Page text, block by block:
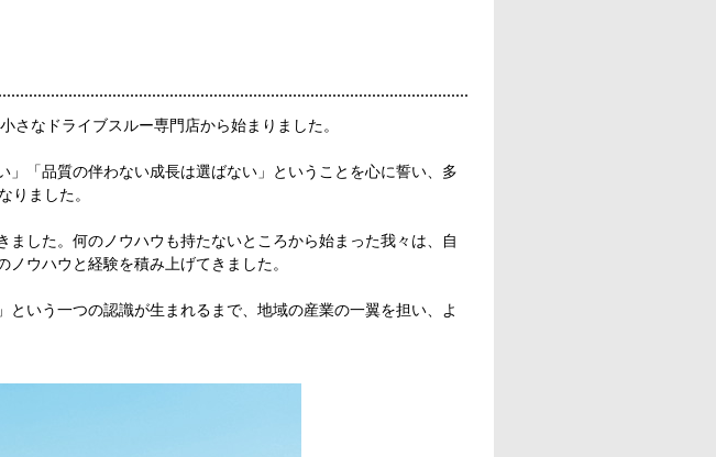
なドライブスルー専門店から始まりました。
」「品質の伴わない成長は選ばない」ということを心に誓い、多
りました。
した。何のノウハウも持たないところから始まった我々は、自
ウハウと経験を積み上げてきました。
いう一つの認識が生まれるまで、地域の産業の一翼を担い、よ